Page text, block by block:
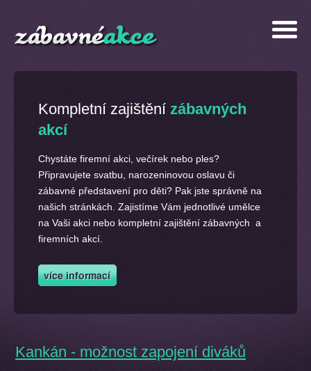
Kompletní zajištění zábavných
akcí
Chystáte firemní akci, večírek nebo ples?
Připravujete svatbu, narozeninovou oslavu či
zábavné představení pro děti? Pak jste správně na
našich stránkách. Zajistíme Vám jednotlivé umělce
na Vaši akci nebo kompletní zajištění zábavných a
firemních akcí.
Kankán - možnost zapojení diváků